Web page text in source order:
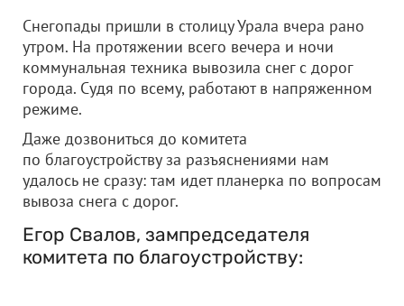
Снегопады пришли в столицу Урала вчера рано
утром. На протяжении всего вечера и ночи
коммунальная техника вывозила снег с дорог
города. Судя по всему, работают в напряженном
режиме.
Даже дозвониться до комитета
по благоустройству за разъяснениями нам
удалось не сразу: там идет планерка по вопросам
вывоза снега с дорог.
Егор Свалов, зампредседателя
комитета по благоустройству: